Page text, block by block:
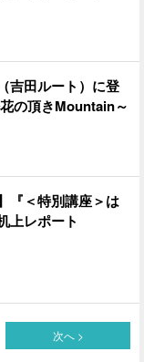
吉田ルート）に登
の頂きMountain～
『＜特別講座＞は
上レポート
次へ >